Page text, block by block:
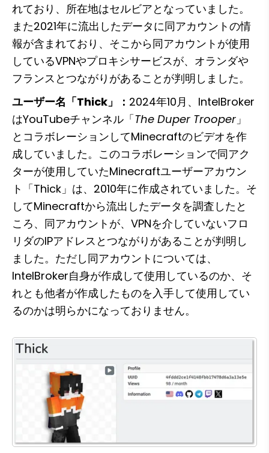
れており、所在地はセルビアとなっていました。
また2021年に流出したデータに同アカウントの情
報が含まれており、そこから同アカウントが使用
しているVPNやプロキシサービスが、オランダや
フランスとつながりがあることが判明しました。
ユーザー名「Thick」： 2024年10月、IntelBroker
はYouTubeチャンネル「The Duper Trooper 」
とコラボレーションしてMinecraftのビデオを作
成していました。このコラボレーションで同アク
ターが使用していたMinecraftユーザーアカウン
ト「Thick」は、2010年に作成されていました。そ
してMinecraftから流出したデータを調査したと
ころ、同アカウントが、VPNを介していないフロ
リダのIPアドレスとつながりがあることが判明し
ました。ただし同アカウントについては、
IntelBroker自身が作成して使用しているのか、そ
れとも他者が作成したものを入手して使用してい
るのかは明らかになっておりません。